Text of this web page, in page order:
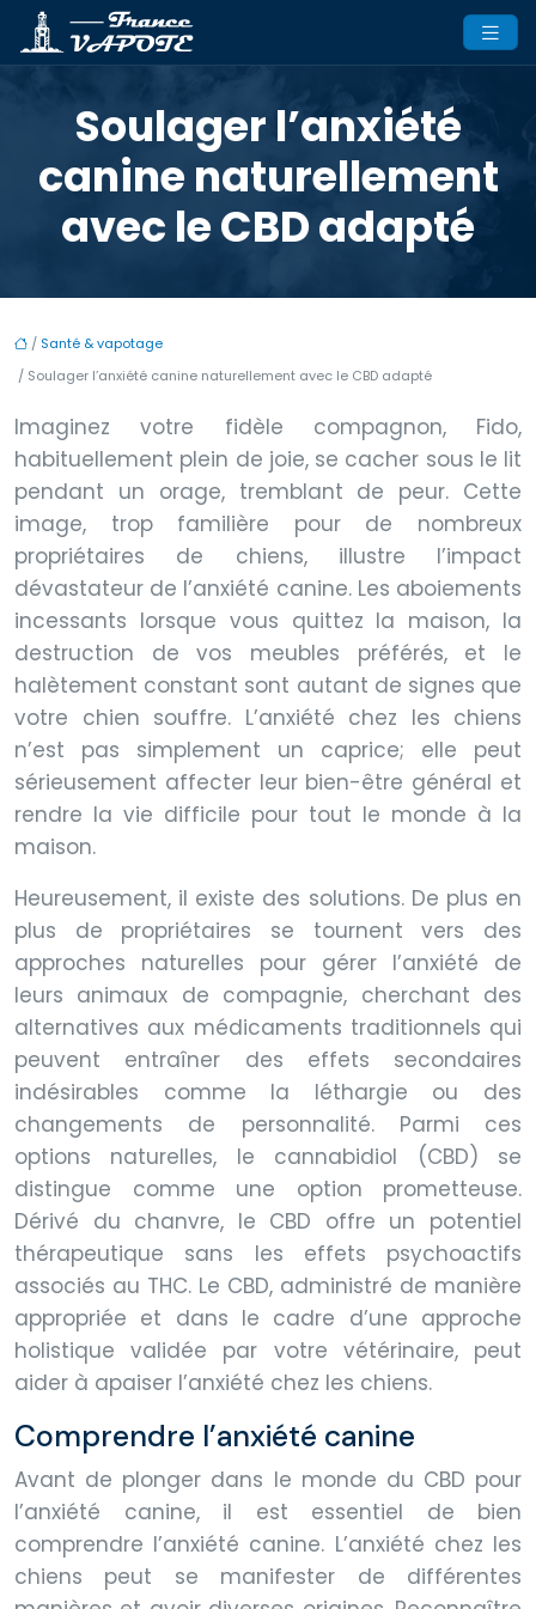
Soulager l’anxiété
canine naturellement
avec le CBD adapté
/ Santé & vapotage
/ Soulager l’anxiété canine naturellement avec le CBD adapté
Imaginez votre fidèle compagnon, Fido,
habituellement plein de joie, se cacher sous le lit
pendant un orage, tremblant de peur. Cette
image, trop familière pour de nombreux
propriétaires de chiens, illustre l’impact
dévastateur de l’anxiété canine. Les aboiements
incessants lorsque vous quittez la maison, la
destruction de vos meubles préférés, et le
halètement constant sont autant de signes que
votre chien souffre. L’anxiété chez les chiens
n’est pas simplement un caprice; elle peut
sérieusement affecter leur bien-être général et
rendre la vie difficile pour tout le monde à la
maison.
Heureusement, il existe des solutions. De plus en
plus de propriétaires se tournent vers des
approches naturelles pour gérer l’anxiété de
leurs animaux de compagnie, cherchant des
alternatives aux médicaments traditionnels qui
peuvent entraîner des effets secondaires
indésirables comme la léthargie ou des
changements de personnalité. Parmi ces
options naturelles, le cannabidiol (CBD) se
distingue comme une option prometteuse.
Dérivé du chanvre, le CBD offre un potentiel
thérapeutique sans les effets psychoactifs
associés au THC. Le CBD, administré de manière
appropriée et dans le cadre d’une approche
holistique validée par votre vétérinaire, peut
aider à apaiser l’anxiété chez les chiens.
Comprendre l’anxiété canine
Avant de plonger dans le monde du CBD pour
l’anxiété canine, il est essentiel de bien
comprendre l’anxiété canine. L’anxiété chez les
chiens peut se manifester de différentes